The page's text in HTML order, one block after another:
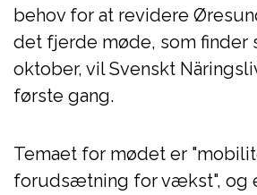
behov for at revidere
det fjerde møde, som finder
oktober, vil Svenskt
første gang.
Temaet for mødet er
forudsætning for vækst", og